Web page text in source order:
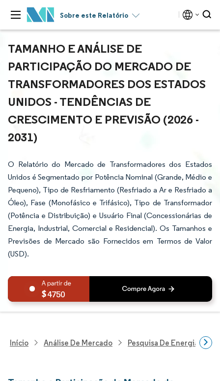
Sobre este Relatório
TAMANHO E ANÁLISE DE
PARTICIPAÇÃO DO MERCADO DE
TRANSFORMADORES DOS ESTADOS
UNIDOS - TENDÊNCIAS DE
CRESCIMENTO E PREVISÃO (2026 -
2031)
O Relatório do Mercado de Transformadores dos Estados
Unidos é Segmentado por Potência Nominal (Grande, Médio e
Pequeno), Tipo de Resfriamento (Resfriado a Ar e Resfriado a
Óleo), Fase (Monofásico e Trifásico), Tipo de Transformador
(Potência e Distribuição) e Usuário Final (Concessionárias de
Energia, Industrial, Comercial e Residencial). Os Tamanhos e
Previsões de Mercado são Fornecidos em Termos de Valor
(USD).
4750
Início Análise De Mercado Pesquisa De Energia E